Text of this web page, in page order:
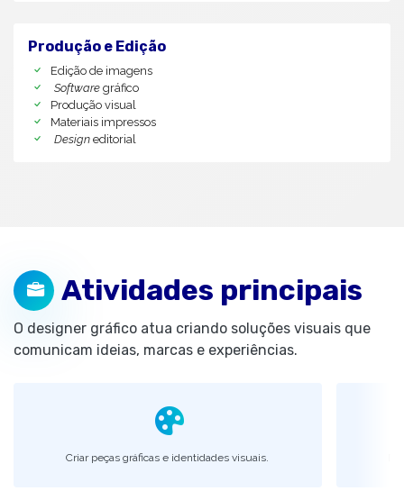
Produção e Edição
Edição de imagens
Software gráfico
Produção visual
Materiais impressos
Design editorial
Atividades principais
O designer gráfico atua criando soluções visuais que
comunicam ideias, marcas e experiências.
Criar peças gráficas e identidades visuais.